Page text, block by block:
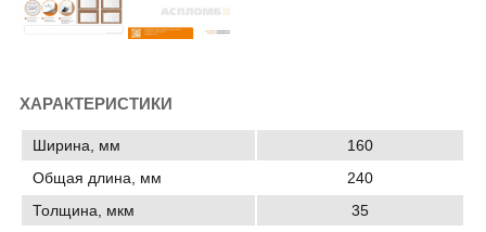
ХАРАКТЕРИСТИКИ
Ширина, мм
160
Общая длина, мм
240
Толщина, мкм
35